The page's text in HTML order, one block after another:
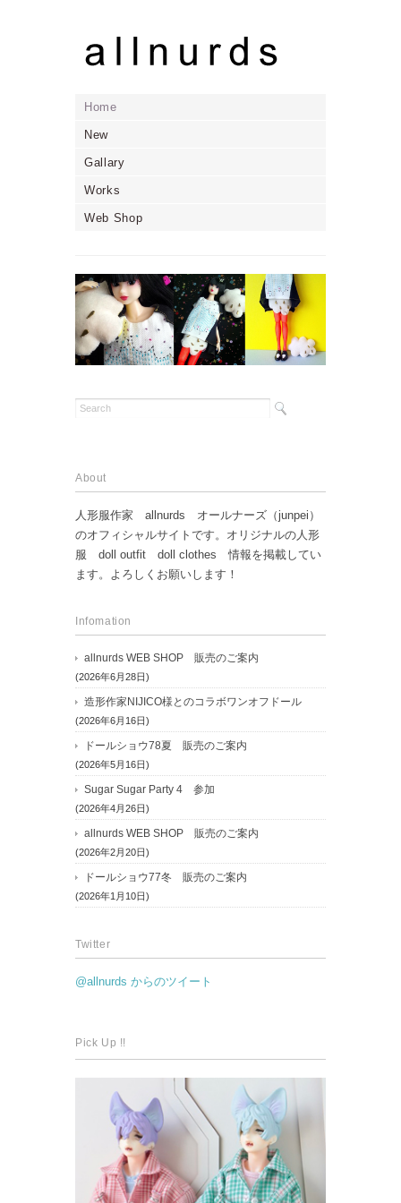
Home
New
Gallary
Works
Web Shop
About
人形服作家 allnurds オールナーズ（junpei）
のオフィシャルサイトです。オリジナルの人形
服 doll outfit doll clothes 情報を掲載してい
ます。よろしくお願いします！
Infomation
allnurds WEB SHOP 販売のご案内
(2026年6月28日)
造形作家NIJICO様とのコラボワンオフドール
(2026年6月16日)
ドールショウ78夏 販売のご案内
(2026年5月16日)
Sugar Sugar Party 4 参加
(2026年4月26日)
allnurds WEB SHOP 販売のご案内
(2026年2月20日)
ドールショウ77冬 販売のご案内
(2026年1月10日)
Twitter
@allnurds からのツイート
Pick Up !!